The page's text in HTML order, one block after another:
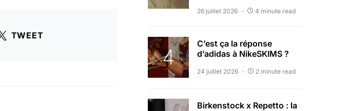
TWEET
26 juillet 2026 4 minute read
C’est ça la réponse
d’adidas à NikeSKIMS ?
24 juillet 2026 2 minute read
Birkenstock x Repetto : la